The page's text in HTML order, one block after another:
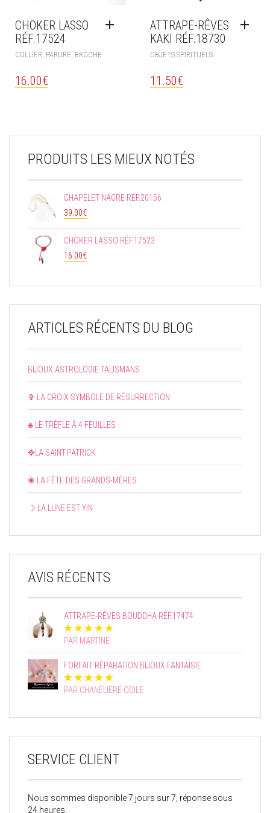
CHOKER LASSO
RÉF.17524
COLLIER, PARURE, BROCHE
16.00€
ATTRAPE-RÊVES
KAKI RÉF.18730
OBJETS SPIRITUELS
11.50€
PRODUITS LES MIEUX NOTÉS
CHAPELET NACRE RÉF.20156
39.00€
CHOKER LASSO RÉF.17523
16.00€
ARTICLES RÉCENTS DU BLOG
BIJOUX ASTROLOGIE TALISMANS
✞ LA CROIX SYMBOLE DE RÉSURRECTION
♣ LE TRÈFLE À 4 FEUILLES
✥LA SAINT-PATRICK
❀ LA FÊTE DES GRANDS-MÈRES
☽ LA LUNE EST YIN
AVIS RÉCENTS
ATTRAPE-RÊVES BOUDDHA RÉF.17474
PAR MARTINE
FORFAIT RÉPARATION BIJOUX FANTAISIE
PAR CHANELIERE ODILE
SERVICE CLIENT
Nous sommes disponible 7 jours sur 7, réponse sous
24 heures.